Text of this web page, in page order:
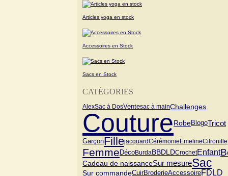
Articles yoga en stock
Accessoires en Stock
Sacs en Stock
CATÉGORIES
AlexSac à DosVentesac à mainChallenges
Couture RobeBlogoTricot
GarçonFillejacquardCérémonie EmelineCitronille
Femme DécoBurda BBDLDCrochetEnfant
Cadeau de naissanceSur mesureSac
Sur commandeCuirBroderieAccessoireFDLD